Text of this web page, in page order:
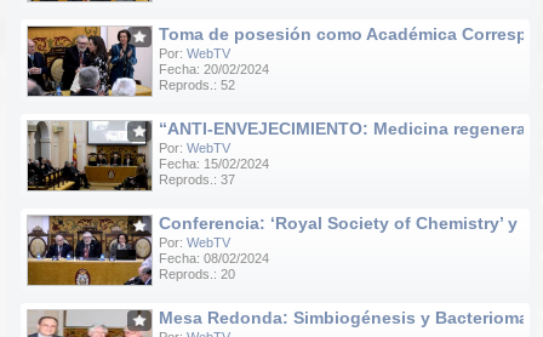
Toma de posesión como Académica
Por: WebTV
Fecha: 20/02/2024
Reprods.: 52
“ANTI-ENVEJECIMIENTO: Medicina
Por: WebTV
Fecha: 15/02/2024
Reprods.: 37
Conferencia: ‘Royal Society of Chemistry’ y
Por: WebTV
Fecha: 08/02/2024
Reprods.: 20
Mesa Redonda: Simbiogénesis y Bacteriomas